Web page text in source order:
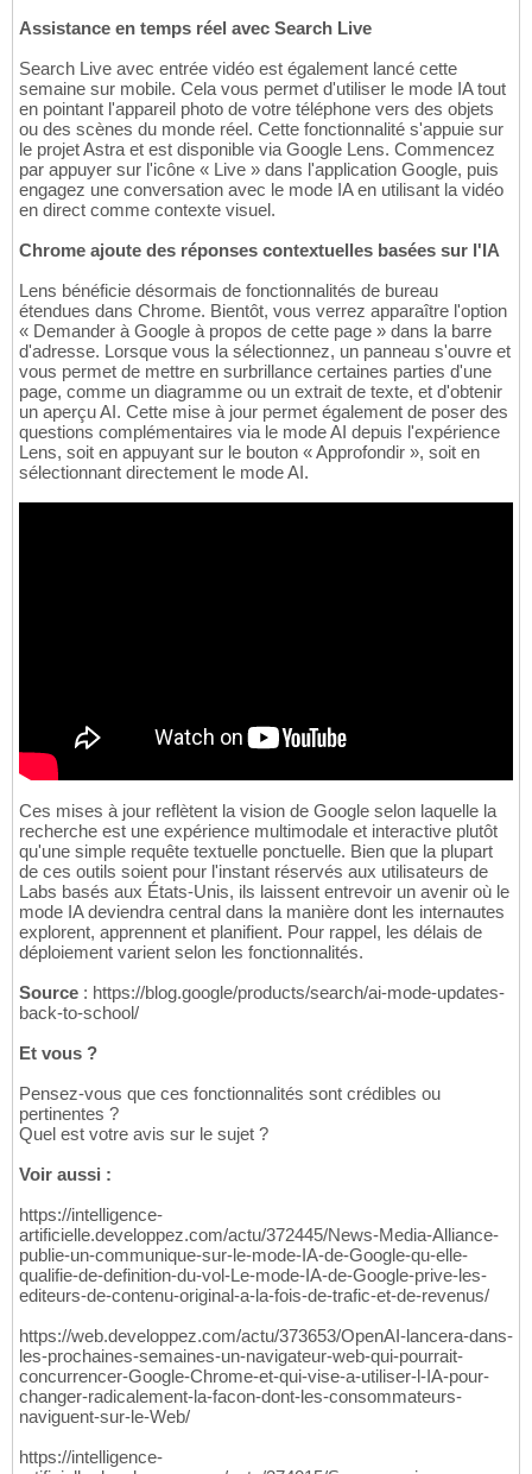
Assistance en temps réel avec Search Live
Search Live avec entrée vidéo est également lancé cette
semaine sur mobile. Cela vous permet d'utiliser le mode IA tout
en pointant l'appareil photo de votre téléphone vers des objets
ou des scènes du monde réel. Cette fonctionnalité s'appuie sur
le projet Astra et est disponible via Google Lens. Commencez
par appuyer sur l'icône « Live » dans l'application Google, puis
engagez une conversation avec le mode IA en utilisant la vidéo
en direct comme contexte visuel.
Chrome ajoute des réponses contextuelles basées sur l'IA
Lens bénéficie désormais de fonctionnalités de bureau
étendues dans Chrome. Bientôt, vous verrez apparaître l'option
« Demander à Google à propos de cette page » dans la barre
d'adresse. Lorsque vous la sélectionnez, un panneau s'ouvre et
vous permet de mettre en surbrillance certaines parties d'une
page, comme un diagramme ou un extrait de texte, et d'obtenir
un aperçu AI. Cette mise à jour permet également de poser des
questions complémentaires via le mode AI depuis l'expérience
Lens, soit en appuyant sur le bouton « Approfondir », soit en
sélectionnant directement le mode AI.
Ces mises à jour reflètent la vision de Google selon laquelle la
recherche est une expérience multimodale et interactive plutôt
qu'une simple requête textuelle ponctuelle. Bien que la plupart
de ces outils soient pour l'instant réservés aux utilisateurs de
Labs basés aux États-Unis, ils laissent entrevoir un avenir où le
mode IA deviendra central dans la manière dont les internautes
explorent, apprennent et planifient. Pour rappel, les délais de
déploiement varient selon les fonctionnalités.
Source : https://blog.google/products/search/ai-mode-updates-
back-to-school/
Et vous ?
Pensez-vous que ces fonctionnalités sont crédibles ou
pertinentes ?
Quel est votre avis sur le sujet ?
Voir aussi :
https://intelligence-
artificielle.developpez.com/actu/372445/News-Media-Alliance-
publie-un-communique-sur-le-mode-IA-de-Google-qu-elle-
qualifie-de-definition-du-vol-Le-mode-IA-de-Google-prive-les-
editeurs-de-contenu-original-a-la-fois-de-trafic-et-de-revenus/
https://web.developpez.com/actu/373653/OpenAI-lancera-dans-
les-prochaines-semaines-un-navigateur-web-qui-pourrait-
concurrencer-Google-Chrome-et-qui-vise-a-utiliser-l-IA-pour-
changer-radicalement-la-facon-dont-les-consommateurs-
naviguent-sur-le-Web/
https://intelligence-